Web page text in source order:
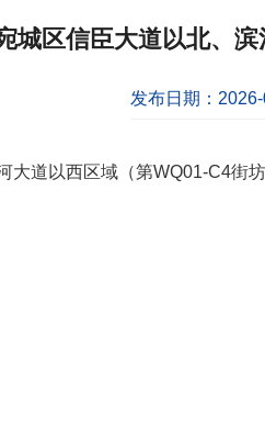
宛城区信臣大道以北、
发布日期：
大道以西区域（第WQ01-C4街